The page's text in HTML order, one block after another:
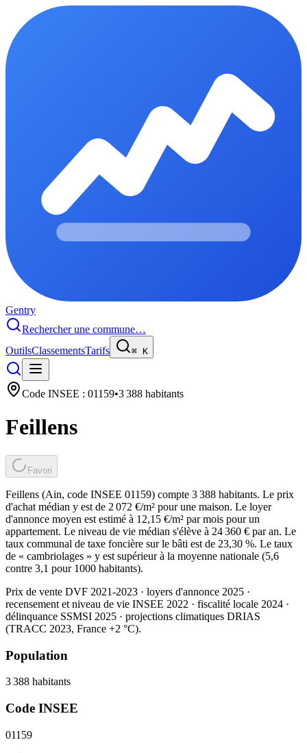
Gentry
Rechercher une commune…
OutilsClassementsTarifs ⌘ K
Code INSEE : 01159•3 388 habitants
Feillens
Favori
Feillens (Ain, code INSEE 01159) compte 3 388 habitants. Le prix
d'achat médian y est de 2 072 €/m² pour une maison. Le loyer
d'annonce moyen est estimé à 12,15 €/m² par mois pour un
appartement. Le niveau de vie médian s'élève à 24 360 € par an. Le
taux communal de taxe foncière sur le bâti est de 23,30 %. Le taux
de « cambriolages » y est supérieur à la moyenne nationale (5,6
contre 3,1 pour 1000 habitants).
Prix de vente DVF 2021-2023 · loyers d'annonce 2025 ·
recensement et niveau de vie INSEE 2022 · fiscalité locale 2024 ·
délinquance SSMSI 2025 · projections climatiques DRIAS
(TRACC 2023, France +2 °C).
Population
3 388 habitants
Code INSEE
01159